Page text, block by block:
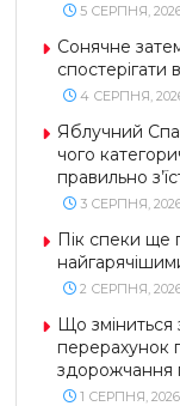
5 СЕРПНЯ, 2026
Сонячне
спостерігати
4 СЕРПНЯ, 2026
Яблучний
чого
правильно
3 СЕРПНЯ,
Пік спеки ще
2 СЕРПНЯ, 2026
Що зміниться
перерахунок
здорожчання
1 СЕРПНЯ, 2026